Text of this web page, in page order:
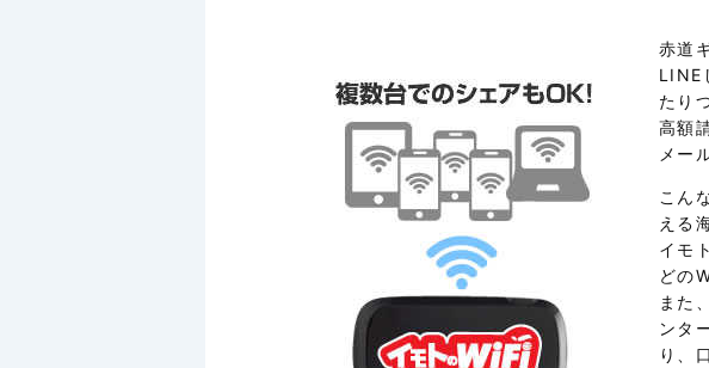
赤道
LINE
たり
高額
メー
こん
える
イモ
どの
また
ンタ
り、